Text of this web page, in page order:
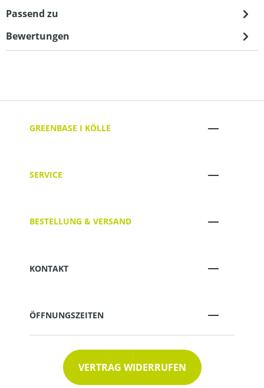
Passend zu
Bewertungen
GREENBASE I KÖLLE
SERVICE
BESTELLUNG & VERSAND
KONTAKT
ÖFFNUNGSZEITEN
VERTRAG WIDERRUFEN